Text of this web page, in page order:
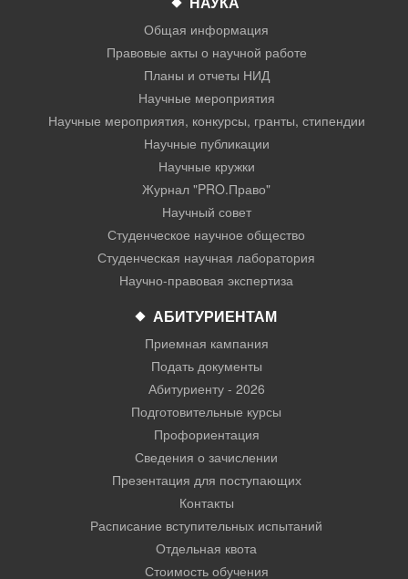
Общая информация
Правовые акты о научной работе
Планы и отчеты НИД
Научные мероприятия
Научные мероприятия, конкурсы, гранты, стипендии
Научные публикации
Научные кружки
Журнал "PRO.Право"
Научный совет
Студенческое научное общество
Студенческая научная лаборатория
Научно-правовая экспертиза
АБИТУРИЕНТАМ
Приемная кампания
Подать документы
Абитуриенту - 2026
Подготовительные курсы
Профориентация
Сведения о зачислении
Презентация для поступающих
Контакты
Расписание вступительных испытаний
Отдельная квота
Стоимость обучения